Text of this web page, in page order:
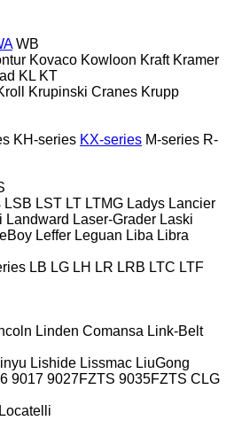
WB
Kovaco Kowloon Kraft Kramer
KL KT
Krupinski Cranes Krupp
KH-series KX-series M-series R-
LSB LST LT LTMG Ladys Lancier
Landward Laser-Grader Laski
Leffer Leguan Liba Libra
LB LG LH LR LRB LTC LTF
Linden Comansa Link-Belt
Lishide Lissmac LiuGong
9017 9027FZTS 9035FZTS CLG
Locatelli